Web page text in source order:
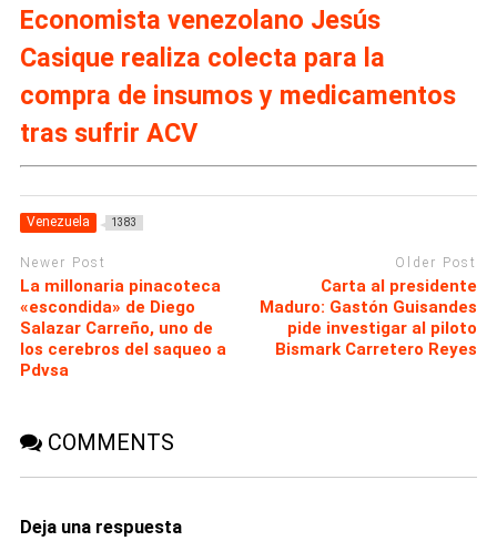
Economista venezolano Jesús
Casique realiza colecta para la
compra de insumos y medicamentos
tras sufrir ACV
Venezuela 1383
Newer Post
La millonaria pinacoteca
«escondida» de Diego
Salazar Carreño, uno de
los cerebros del saqueo a
Pdvsa
Older Post
Carta al presidente
Maduro: Gastón Guisandes
pide investigar al piloto
Bismark Carretero Reyes
COMMENTS
Deja una respuesta